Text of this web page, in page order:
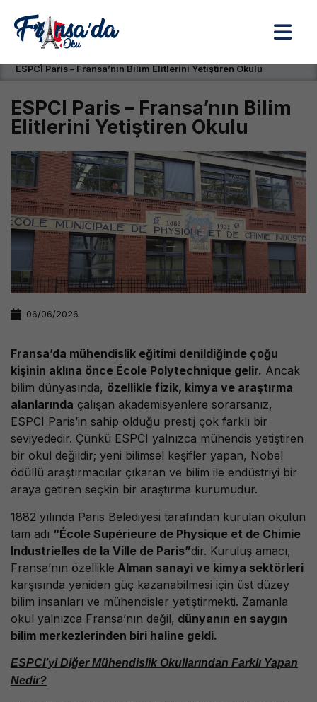
ESPCI Paris – Fransa’nın Bilim Elitlerini Yetiştiren Okulu
ESPCI Paris – Fransa’nın Bilim
Elitlerini Yetiştiren Okulu
06/06/2026
Fransa’da mühendislik eğitimi denildiğinde çoğu
kişinin aklına önce École Polytechnique gelir. Ancak
bilim dünyasında, özellikle fizik, kimya ve araştırma
alanlarında çalışan akademisyenlere sorarsanız,
ESPCI Paris’in sahip olduğu prestij çok farklı bir
seviyededir. Çünkü ESPCI yalnızca mühendis yetiştiren
bir okul değildir; yeni bilimsel keşifler yapan, Nobel
ödüllü araştırmacılar çıkaran ve bilim ile endüstriyi bir
araya getiren seçkin bir araştırma kurumudur.
1882 yılında Paris Belediyesi tarafından kurulan okulun
tam adı “École Supérieure de Physique et de Chimie
Industrielles de la Ville de Paris”dir. Kuruluş amacı,
Fransa’nın özellikle Alman sanayi ve kimya sektörleri
karşısında yeniden güç kazanabilmesi için üst düzey
bilim insanları ve mühendisler yetiştirmekti. Zamanla
okul yalnızca Fransa’nın değil, dünyanın en saygın
bilim merkezlerinden biri haline geldi.
ESPCI’yi Diğer Mühendislik Okullarından Farklı Yapan
Nedir?